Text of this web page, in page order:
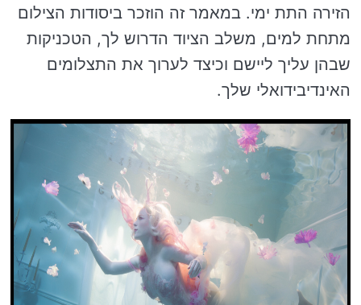
הזירה התת ימי. במאמר זה הוזכר ביסודות הצילום
מתחת למים, משלב הציוד הדרוש לך, הטכניקות
שבהן עליך ליישם וכיצד לערוך את התצלומים
האינדיבידואלי שלך.